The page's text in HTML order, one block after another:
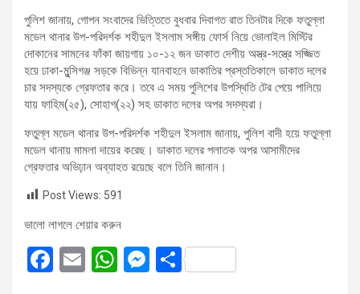
পুলিশ জানায়, গোপন সংবাদের ভিত্তিতে বুধবার দিবাগত রাত তিনটার দিকে ফতুল্লা
মডেল থানার উপ-পরিদর্শক শহীদুল ইসলাম সঙ্গীয় ফোর্স নিয়ে ভোলাইল মিস্টির
দোকানের সামনের ফাঁকা জায়গায় ১০-১২ জন ডাকাত দেশীয় অস্ত্র-সস্ত্রে সজ্জিত
হয়ে ঢাকা-মুন্সিগঞ্জ সড়কে বিভিন্ন যানবাহনে ডাকাতির প্রস্ততিকালে ডাকাত দলের
চার সদস্যকে গ্রেফতার করে। তবে এ সময় পুলিশের উপস্থিতি টের পেয়ে পালিয়ে
যায় ফাহিম(২৫), সোহাগ(২২) সহ ডাকাত দলের অপর সদস্যরা।
ফতুল্ল মডেল থানার উপ-পরিদর্শক শহীদুল ইসলাম জানায়, পুলিশ বাদী হয়ে ফতুল্লা
মডেল থানায় মামলা দায়ের করেছ। ডাকাত দলের পলাতক অপর আসামীদের
গ্রেফতার অভিঢ়ান অব্যাহত রয়েছে বলে তিনি জানান।
Post Views: 591
ভালো লাগলে শেয়ার করুন
F
E
W M S